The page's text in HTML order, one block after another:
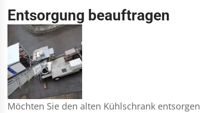
Entsorgung beauftragen
Möchten Sie den alten Kühlschrank entsorgen